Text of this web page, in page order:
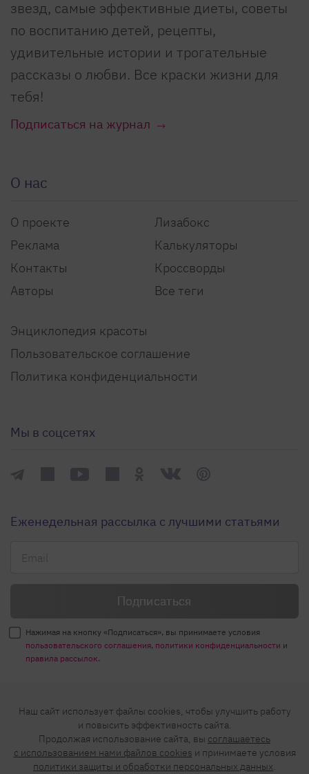
звезд, самые эффективные диеты, советы
по воспитанию детей, рецепты,
удивительные истории и трогательные
рассказы о любви. Все краски жизни для
тебя!
Подписаться на журнал
О нас
О проекте
Реклама
Контакты
Авторы
Лизабокс
Калькуляторы
Кроссворды
Все теги
Энциклопедия красоты
Пользовательское соглашение
Политика конфиденциальности
Мы в соцсетях
Еженедельная рассылка с лучшими статьями
Нажимая на кнопку «Подписаться», вы принимаете условия
пользовательского соглашения, политики конфиденциальности и
правила рассылок.
Нашли ошибку? Выделите ее и нажмите
Ctrl+Enter
© 2026 АО «БКМ», ОГРН 1027739494584, ИНН 7705056238
127018, Москва, ул. Полковая, д. 3, стр. 4, помещение I, комн. 23
16+
Наш сайт использует файлы cookies, чтобы улучшить работу
и повысить эффективность сайта.
Продолжая использование сайта, вы соглашаетесь
c использованием нами файлов cookies и принимаете условия
политики защиты и обработки персональных данных.